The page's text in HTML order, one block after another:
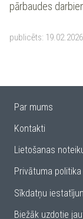
pārbaudes
publicēts: 19.02.2026
Par mums
Kontakti
Lietošanas
Privātuma politika
Sīkdatņu
Biežāk uzdotie